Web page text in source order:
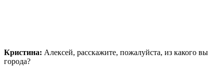
Кристина: Алексей, расскажите, пожалуйста, из какого вы
города?